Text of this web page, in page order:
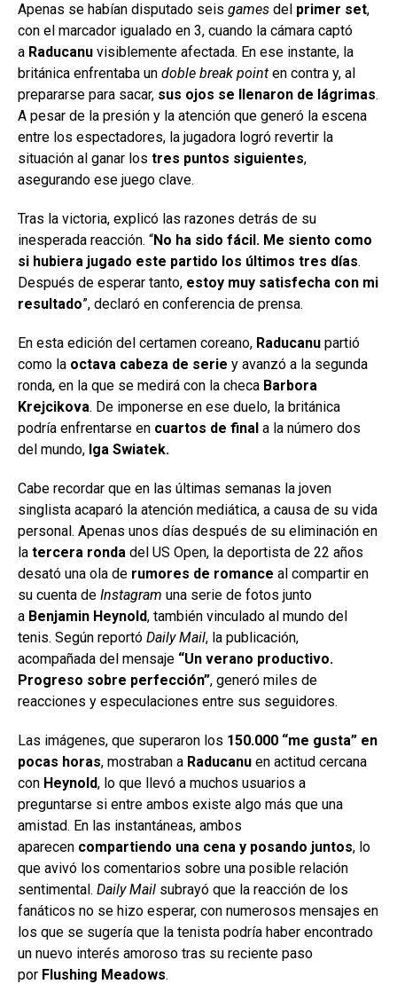
Apenas se habían disputado seis games del primer set,
con el marcador igualado en 3, cuando la cámara captó
a Raducanu visiblemente afectada. En ese instante, la
británica enfrentaba un doble break point en contra y, al
prepararse para sacar, sus ojos se llenaron de lágrimas.
A pesar de la presión y la atención que generó la escena
entre los espectadores, la jugadora logró revertir la
situación al ganar los tres puntos siguientes,
asegurando ese juego clave.
Tras la victoria, explicó las razones detrás de su
inesperada reacción. “No ha sido fácil. Me siento como
si hubiera jugado este partido los últimos tres días.
Después de esperar tanto, estoy muy satisfecha con mi
resultado”, declaró en conferencia de prensa.
En esta edición del certamen coreano, Raducanu partió
como la octava cabeza de serie y avanzó a la segunda
ronda, en la que se medirá con la checa Barbora
Krejcikova. De imponerse en ese duelo, la británica
podría enfrentarse en cuartos de final a la número dos
del mundo, Iga Swiatek.
Cabe recordar que en las últimas semanas la joven
singlista acaparó la atención mediática, a causa de su vida
personal. Apenas unos días después de su eliminación en
la tercera ronda del US Open, la deportista de 22 años
desató una ola de rumores de romance al compartir en
su cuenta de Instagram una serie de fotos junto
a Benjamin Heynold, también vinculado al mundo del
tenis. Según reportó Daily Mail, la publicación,
acompañada del mensaje “Un verano productivo.
Progreso sobre perfección”, generó miles de
reacciones y especulaciones entre sus seguidores.
Las imágenes, que superaron los 150.000 “me gusta” en
pocas horas, mostraban a Raducanu en actitud cercana
con Heynold, lo que llevó a muchos usuarios a
preguntarse si entre ambos existe algo más que una
amistad. En las instantáneas, ambos
aparecen compartiendo una cena y posando juntos, lo
que avivó los comentarios sobre una posible relación
sentimental. Daily Mail subrayó que la reacción de los
fanáticos no se hizo esperar, con numerosos mensajes en
los que se sugería que la tenista podría haber encontrado
un nuevo interés amoroso tras su reciente paso
por Flushing Meadows.